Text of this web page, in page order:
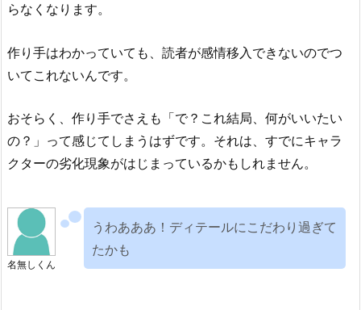
らなくなります。
作り手はわかっていても、読者が感情移入できないのでつ
いてこれないんです。
おそらく、作り手でさえも「で？これ結局、何がいいたい
の？」って感じてしまうはずです。それは、すでにキャラ
クターの劣化現象がはじまっているかもしれません。
名無しくん
うわあああ！ディテールにこだわり過ぎて
たかも